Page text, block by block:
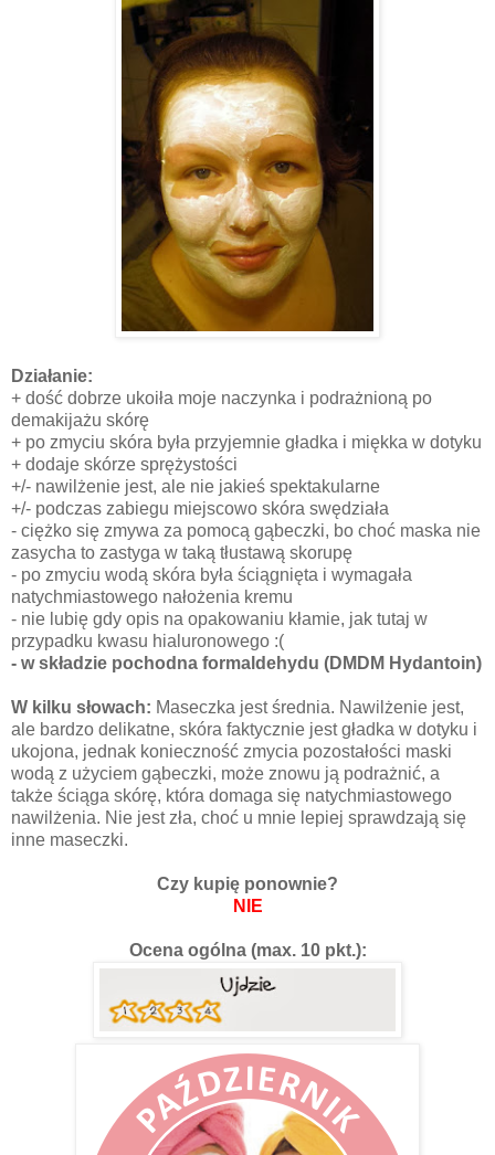
Działanie:
+ dość dobrze ukoiła moje naczynka i podrażnioną po
demakijażu skórę
+ po zmyciu skóra była przyjemnie gładka i miękka w dotyku
+ dodaje skórze sprężystości
+/- nawilżenie jest, ale nie jakieś spektakularne
+/- podczas zabiegu miejscowo skóra swędziała
- ciężko się zmywa za pomocą gąbeczki, bo choć maska nie
zasycha to zastyga w taką tłustawą skorupę
- po zmyciu wodą skóra była ściągnięta i wymagała
natychmiastowego nałożenia kremu
- nie lubię gdy opis na opakowaniu kłamie, jak tutaj w
przypadku kwasu hialuronowego :(
- w składzie pochodna formaldehydu (DMDM Hydantoin)
W kilku słowach: Maseczka jest średnia. Nawilżenie jest,
ale bardzo delikatne, skóra faktycznie jest gładka w dotyku i
ukojona, jednak konieczność zmycia pozostałości maski
wodą z użyciem gąbeczki, może znowu ją podrażnić, a
także ściąga skórę, która domaga się natychmiastowego
nawilżenia. Nie jest zła, choć u mnie lepiej sprawdzają się
inne maseczki.
Czy kupię ponownie?
NIE
Ocena ogólna (max. 10 pkt.):